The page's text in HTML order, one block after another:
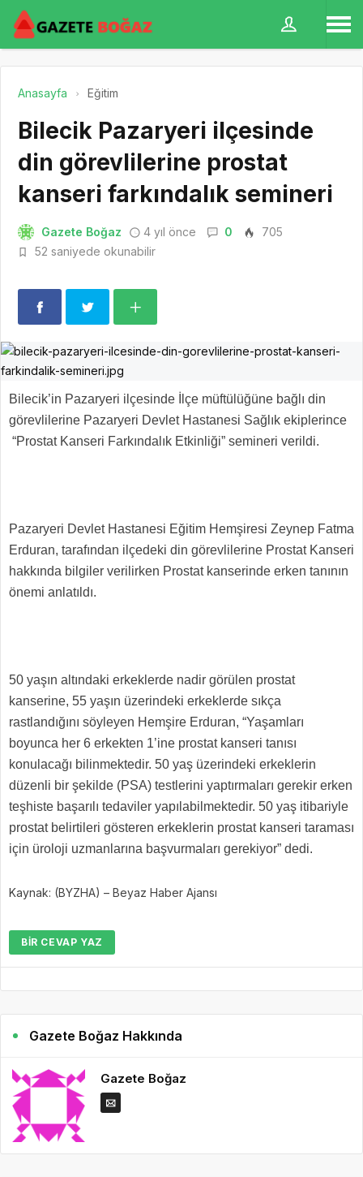
Anasayfa Eğitim
Bilecik Pazaryeri ilçesinde
din görevlilerine prostat
kanseri farkındalık semineri
Gazete Boğaz 4 yıl önce 0
705
52 saniyede okunabilir
Bilecik’in Pazaryeri ilçesinde İlçe müftülüğüne bağlı din
görevlilerine Pazaryeri Devlet Hastanesi Sağlık ekiplerince
“Prostat Kanseri Farkındalık Etkinliği” semineri verildi.
Pazaryeri Devlet Hastanesi Eğitim Hemşiresi Zeynep Fatma
Erduran, tarafından ilçedeki din görevlilerine Prostat Kanseri
hakkında bilgiler verilirken Prostat kanserinde erken tanının
önemi anlatıldı.
50 yaşın altındaki erkeklerde nadir görülen prostat
kanserine, 55 yaşın üzerindeki erkeklerde sıkça
rastlandığını söyleyen Hemşire Erduran, “Yaşamları
boyunca her 6 erkekten 1’ine prostat kanseri tanısı
konulacağı bilinmektedir. 50 yaş üzerindeki erkeklerin
düzenli bir şekilde (PSA) testlerini yaptırmaları gerekir erken
teşhiste başarılı tedaviler yapılabilmektedir. 50 yaş itibariyle
prostat belirtileri gösteren erkeklerin prostat kanseri taraması
için üroloji uzmanlarına başvurmaları gerekiyor” dedi.
Kaynak: (BYZHA) – Beyaz Haber Ajansı
BIR CEVAP YAZ
Gazete Boğaz Hakkında
Gazete Boğaz